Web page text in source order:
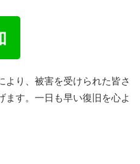
より、被害を受けられた皆さ
ます。一日も早い復旧を心よ